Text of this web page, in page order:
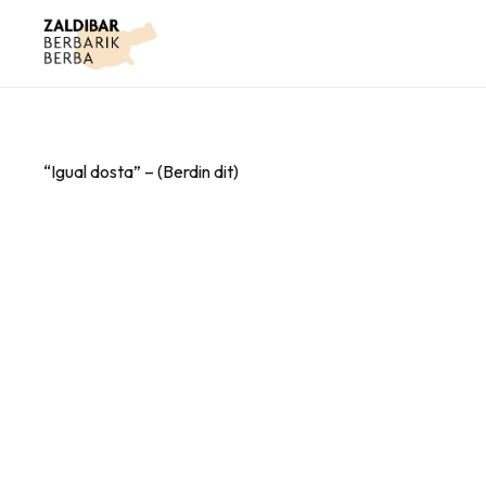
“Igual dosta” – (Berdin dit)